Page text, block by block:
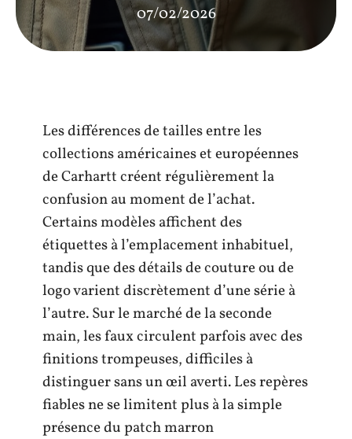
07/02/2026
Les différences de tailles entre les
collections américaines et européennes
de Carhartt créent régulièrement la
confusion au moment de l’achat.
Certains modèles affichent des
étiquettes à l’emplacement inhabituel,
tandis que des détails de couture ou de
logo varient discrètement d’une série à
l’autre. Sur le marché de la seconde
main, les faux circulent parfois avec des
finitions trompeuses, difficiles à
distinguer sans un œil averti. Les repères
fiables ne se limitent plus à la simple
présence du patch marron